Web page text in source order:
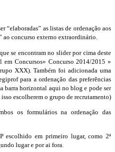
“elaboradas” as listas de ordenação aos
ao concurso externo extraordinário.
se encontram no slider por cima deste
Concursos» Concurso 2014/2015 »
XXX). Também foi adicionada uma
para a ordenação das preferências
barra horizontal aqui no blog e pode ser
escolherem o grupo de recrutamento)
os formulários na ordenação das
escolhido em primeiro lugar, como 2ª
lugar e por ai fora.